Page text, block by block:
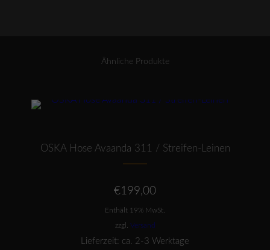
Ähnliche Produkte
Dieses Produkt weist mehrere Varianten auf. Die Optionen können auf der Produktseite gewählt werden
OSKA Hose Avaanda 311 / Streifen-Leinen
€199,00
Enthält 19% MwSt.
zzgl. Versand
Lieferzeit: ca. 2-3 Werktage